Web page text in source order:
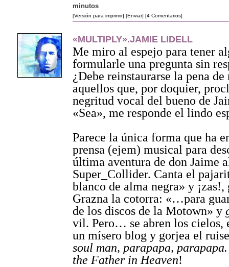
minutos
[Versión para imprimir] [Enviar] [4 Comentarios]
«MULTIPLY».JAMIE LIDELL
Me miro al espejo para tener
formularle una pregunta sin
¿Debe reinstaurarse la pena
aquellos que, por doquier,
negritud vocal del bueno de
«Sea», me responde el lindo
Parece la única forma que ha
prensa (ejem) musical para
última aventura de don Jaime
Super_Collider. Canta el
blanco de alma negra» y
Grazna la cotorra: «…para
de los discos de la Motown» y
vil. Pero… se abren los cielos,
un mísero blog y gorjea el
soul man, parapapa,
the Father in Heaven!